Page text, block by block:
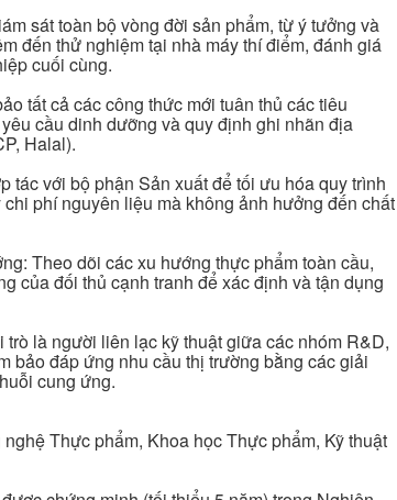
sát toàn bộ vòng đời sản phẩm, từ ý tưởng và
đến thử nghiệm tại nhà máy thí điểm, đánh giá
cuối cùng.
tất cả các công thức mới tuân thủ các tiêu
cầu dinh dưỡng và quy định ghi nhãn địa
Halal).
tác với bộ phận Sản xuất để tối ưu hóa quy trình
phí nguyên liệu mà không ảnh hưởng đến chất
Theo dõi các xu hướng thực phẩm toàn cầu,
của đối thủ cạnh tranh để xác định và tận dụng
là người liên lạc kỹ thuật giữa các nhóm R&D,
bảo đáp ứng nhu cầu thị trường bằng các giải
cung ứng.
Thực phẩm, Khoa học Thực phẩm, Kỹ thuật